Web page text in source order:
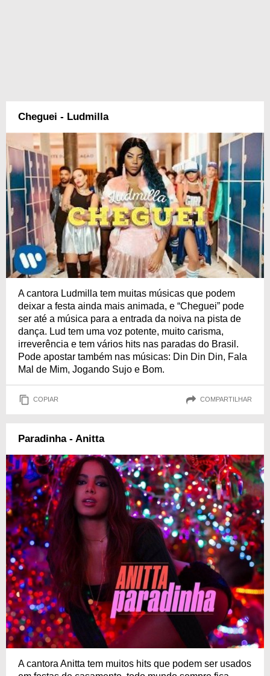
Cheguei - Ludmilla
A cantora Ludmilla tem muitas músicas que podem
deixar a festa ainda mais animada, e “Cheguei” pode
ser até a música para a entrada da noiva na pista de
dança. Lud tem uma voz potente, muito carisma,
irreverência e tem vários hits nas paradas do Brasil.
Pode apostar também nas músicas: Din Din Din, Fala
Mal de Mim, Jogando Sujo e Bom.
COPIAR COMPARTILHAR
Paradinha - Anitta
A cantora Anitta tem muitos hits que podem ser usados